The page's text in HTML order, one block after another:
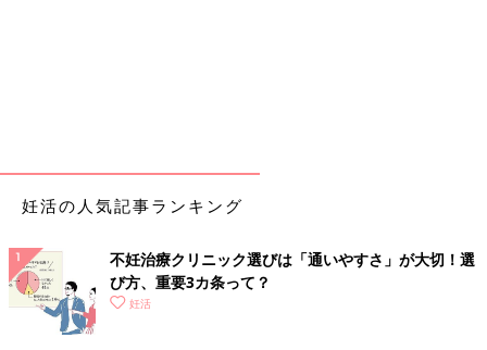
妊活の人気記事ランキング
不妊治療クリニック選びは「通いやすさ」が大切！選
び方、重要3カ条って？
妊活